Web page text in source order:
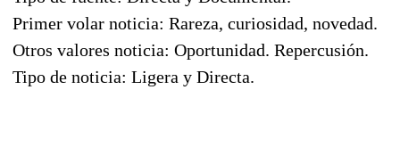
Primer volar noticia: Rareza, curiosidad, novedad.
Otros valores noticia: Oportunidad. Repercusión.
Tipo de noticia: Ligera y Directa.